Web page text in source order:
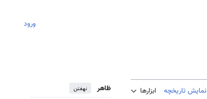
ورود
نمایش تاریخچه ابزارها ظاهر نهفتن